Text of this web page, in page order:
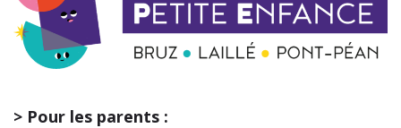
> Pour les parents :